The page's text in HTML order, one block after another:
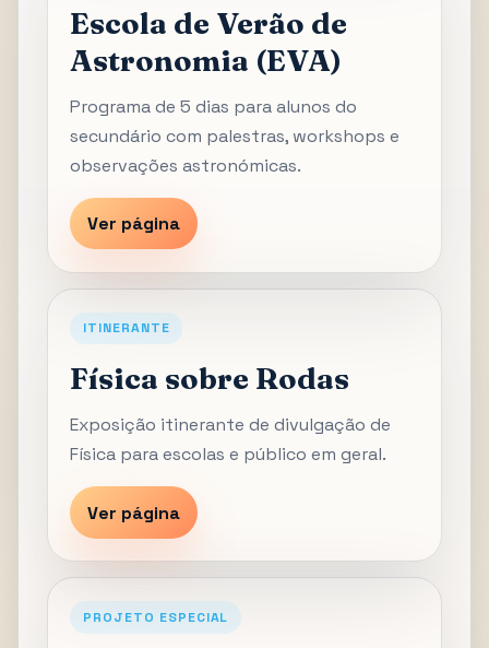
Escola de Verão de
Astronomia (EVA)
Programa de 5 dias para alunos do
secundário com palestras, workshops e
observações astronómicas.
Ver página
ITINERANTE
Física sobre Rodas
Exposição itinerante de divulgação de
Física para escolas e público em geral.
Ver página
PROJETO ESPECIAL